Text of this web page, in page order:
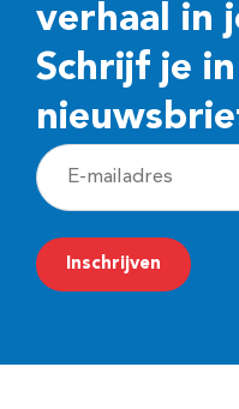
verhaal in
Schrijf je
E
-
m
a
Inschrijven